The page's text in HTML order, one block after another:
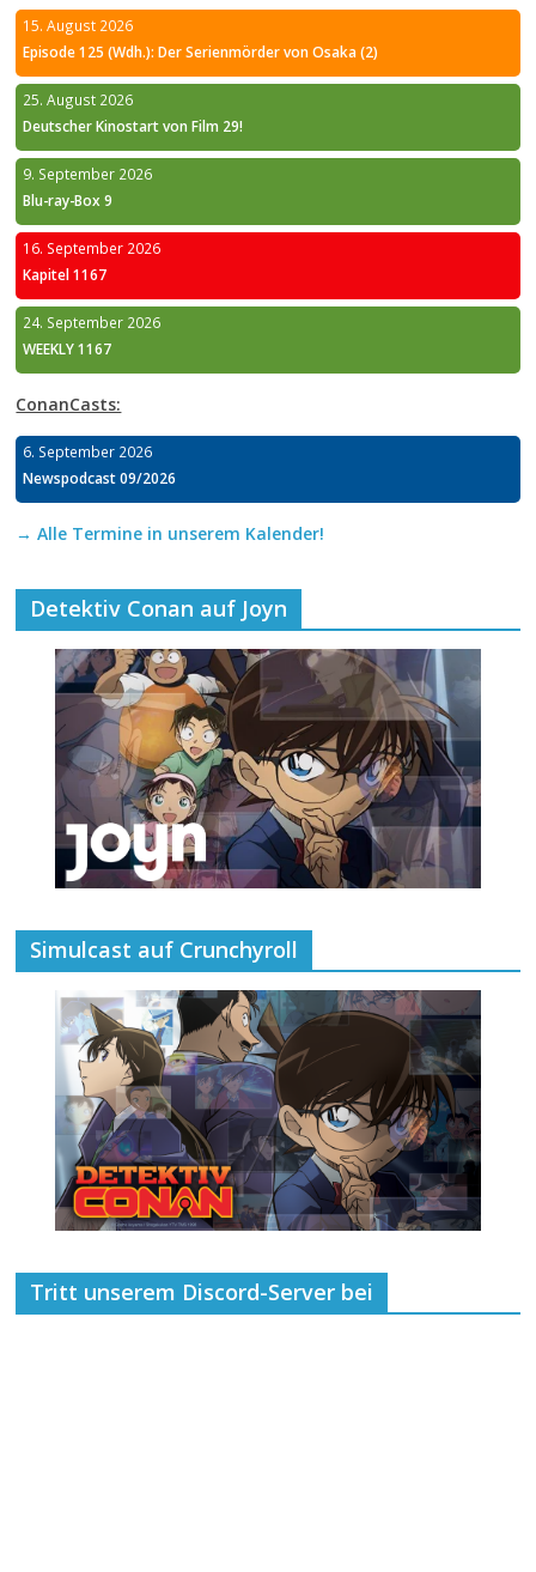
15. August 2026
Episode 125 (Wdh.): Der Serienmörder von Osaka (2)
25. August 2026
Deutscher Kinostart von Film 29!
9. September 2026
Blu-ray-Box 9
16. September 2026
Kapitel 1167
24. September 2026
WEEKLY 1167
ConanCasts:
6. September 2026
Newspodcast 09/2026
→ Alle Termine in unserem Kalender!
Detektiv Conan auf Joyn
Simulcast auf Crunchyroll
Tritt unserem Discord-Server bei